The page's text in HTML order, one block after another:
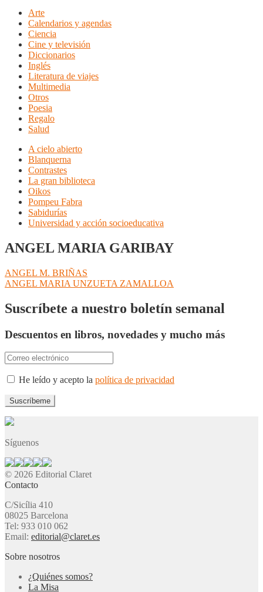
Arte
Calendarios y agendas
Ciencia
Cine y televisión
Diccionarios
Inglés
Literatura de viajes
Multimedia
Otros
Poesia
Regalo
Salud
A cielo abierto
Blanquerna
Contrastes
La gran biblioteca
Oikos
Pompeu Fabra
Sabidurías
Universidad y acción socioeducativa
ANGEL MARIA GARIBAY
Navegación
de
entradas
Anterior:
ANGEL M. BRIÑAS
Siguiente:
ANGEL MARIA UNZUETA ZAMALLOA
Suscríbete a nuestro boletín semanal
Descuentos en libros, novedades y mucho más
He leído y acepto la política de privacidad
Síguenos
© 2026 Editorial Claret
Contacto
C/Sicília 410
08025 Barcelona
Tel: 933 010 062
Email: editorial@claret.es
Sobre nosotros
¿Quiénes somos?
La Misa